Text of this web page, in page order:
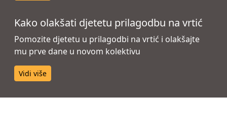
Kako olakšati djetetu prilagodbu na vrtić
Pomozite djetetu u prilagodbi na vrtić i olakšajte
mu prve dane u novom kolektivu
Vidi više